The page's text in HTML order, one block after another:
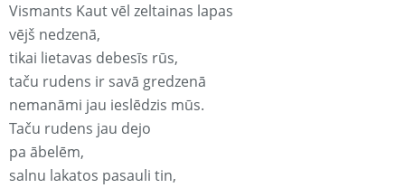
Vismants Kaut vēl zeltainas lapas
vējš nedzenā,
tikai lietavas debesīs rūs,
taču rudens ir savā gredzenā
nemanāmi jau ieslēdzis mūs.
Taču rudens jau dejo
pa ābelēm,
salnu lakatos pasauli tin,